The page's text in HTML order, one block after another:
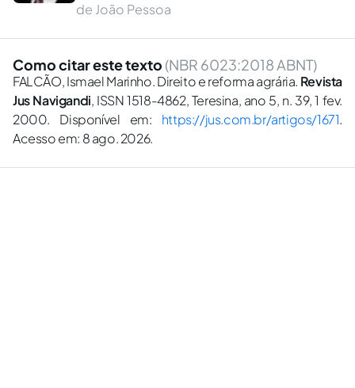
de João Pessoa
Como citar este texto (NBR 6023:2018 ABNT)
FALCÃO, Ismael Marinho. Direito e reforma agrária. Revista
Jus Navigandi, ISSN 1518-4862, Teresina, ano 5, n. 39, 1 fev.
2000. Disponível em: https://jus.com.br/artigos/1671.
Acesso em: 8 ago. 2026.